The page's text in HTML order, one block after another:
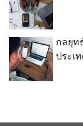
กลยุท
ประเ